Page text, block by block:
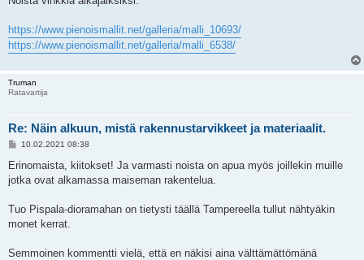
i
https://www.pienoismallit.net/galleria/malli_10693/
https://www.pienoismallit.net/galleria/malli_6538/
Truman
Ratavartija
Re: Näin alkuun, mistä rakennustarvikkeet ja materiaalit.
V
e
t
10.02.2021 08:38
Erinomaista, kiitokset! Ja varmasti noista on apua myös joillekin muille
jotka ovat alkamassa maiseman rakentelua.
Tuo Pispala-dioramahan on tietysti täällä Tampereella tullut nähtyäkin
monet kerrat.
Semmoinen kommentti vielä, että en näkisi aina välttämättömänä